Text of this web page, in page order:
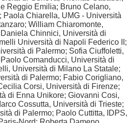
Reggio Emilia; Bruno Celano,
Paola Chiarella, UMG - Università
William Chiaromonte,
Chinnici, Università di
Università di Napoli Federico II;
di Palermo; Sofia Ciuffoletti,
Comanducci, Università di
Università di Milano La Statale;
di Palermo; Fabio Corigliano,
Corsi, Università di Firenze;
di Enna Unikore; Giovanni Cosi,
Cossutta, Università di Trieste;
di Palermo; Paolo Cuttitta, IDPS,